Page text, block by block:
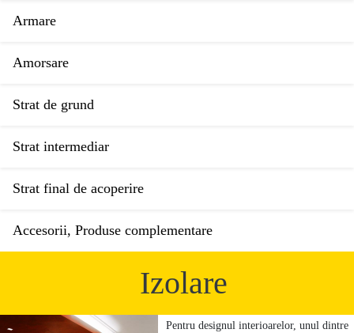
Armare
Amorsare
Strat de grund
Strat intermediar
Strat final de acoperire
Accesorii, Produse complementare
Izolare
Pentru designul interioarelor, unul dintre